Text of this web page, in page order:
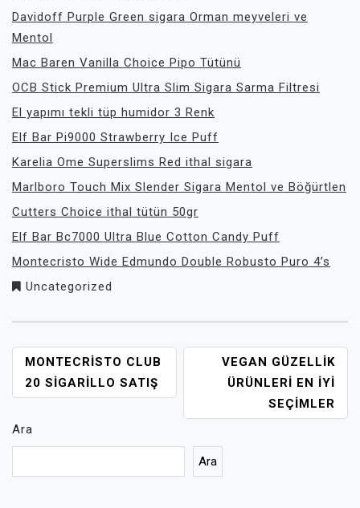
Davidoff Purple Green sigara Orman meyveleri ve
Mentol
Mac Baren Vanilla Choice Pipo Tütünü
OCB Stick Premium Ultra Slim Sigara Sarma Filtresi
El yapımı tekli tüp humidor 3 Renk
Elf Bar Pi9000 Strawberry Ice Puff
Karelia Ome Superslims Red ithal sigara
Marlboro Touch Mix Slender Sigara Mentol ve Böğürtlen
Cutters Choice ithal tütün 50gr
Elf Bar Bc7000 Ultra Blue Cotton Candy Puff
Montecristo Wide Edmundo Double Robusto Puro 4’s
Uncategorized
YAZI
GEZINMESI
MONTECRISTO CLUB
20 SIGARILLO SATIŞ
VEGAN GÜZELLIK
ÜRÜNLERI EN İYI
SEÇIMLER
Ara
Ara